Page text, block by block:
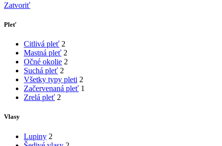
Zatvoriť
Pleť
Citlivá pleť 2
Mastná pleť 2
Očné okolie 2
Suchá pleť 2
Všetky typy pleti 2
Začervenaná pleť 1
Zrelá pleť 2
Vlasy
Lupiny 2